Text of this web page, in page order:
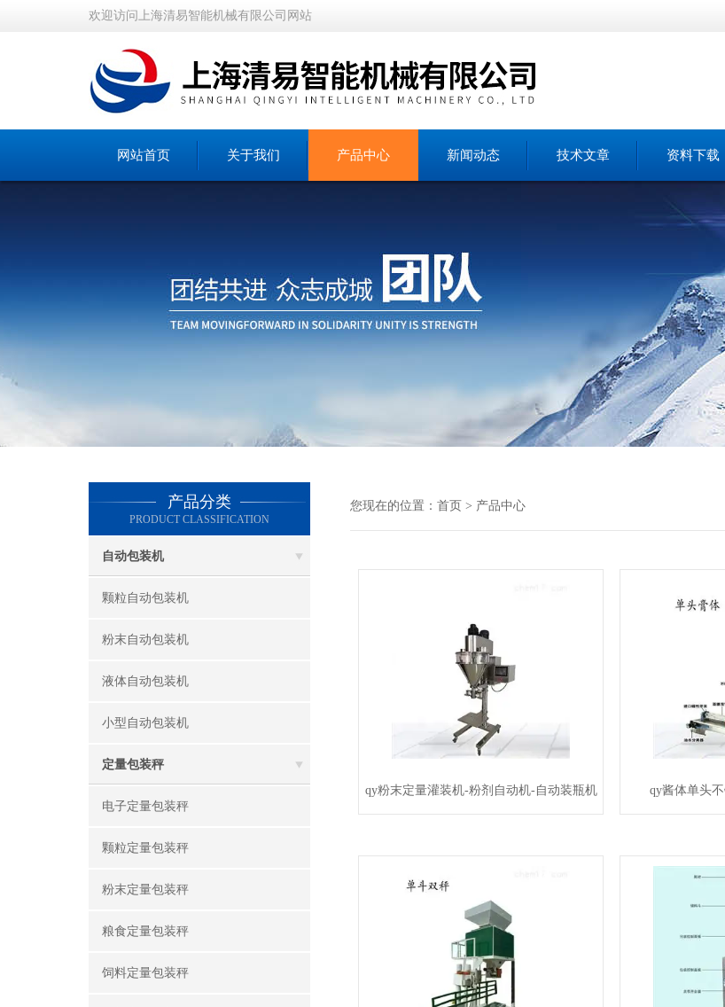
欢迎访问上海清易智能机械有限公司网站
网站首页 关于我们 产品中心 新闻动态 技术文章 资料下载
产品分类
PRODUCT CLASSIFICATION
自动包装机
颗粒自动包装机
粉末自动包装机
液体自动包装机
小型自动包装机
定量包装秤
电子定量包装秤
颗粒定量包装秤
粉末定量包装秤
粮食定量包装秤
饲料定量包装秤
您现在的位置： 首页 > 产品中心
qy粉末定量灌装机-粉剂自动机-自动装瓶机 qy酱体单头